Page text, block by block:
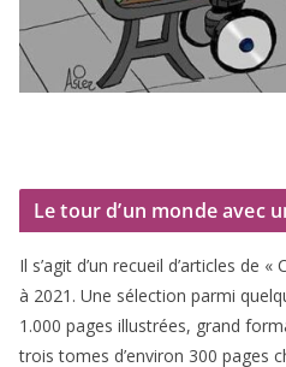
Le tour d’un monde avec
Il s’agit d’un recueil d’ar­ticles de «
à 2021 . Une sélec­tion par­mi
1 .000 pages illus­trées, grand
trois tomes d’environ 300 pages